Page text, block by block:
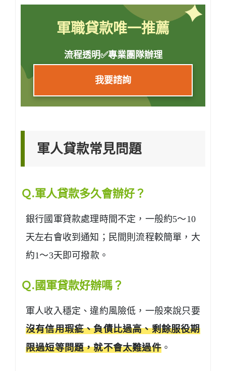
軍職貸款唯一推薦
流程透明✅專業團隊辦理
我要諮詢
軍人貸款常見問題
Ｑ.軍人貸款多久會辦好？
銀行國軍貸款處理時間不定，一般約5～10
天左右會收到通知；民間則流程較簡單，大
約1～3天即可撥款。
Ｑ.國軍貸款好辦嗎？
軍人收入穩定、違約風險低，一般來說只要
沒有信用瑕疵、負債比過高、剩餘服役期
限過短等問題，就不會太難過件。